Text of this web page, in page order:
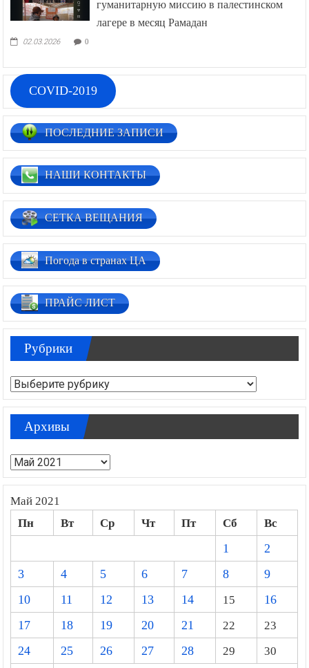
гуманитарную миссию в палестинском
лагере в месяц Рамадан
02.03.2026 0
COVID-2019
ПОСЛЕДНИЕ ЗАПИСИ
НАШИ КОНТАКТЫ
СЕТКА ВЕЩАНИЯ
Погода в странах ЦА
ПРАЙС ЛИСТ
Рубрики
Рубрики
Архивы
Архивы
Май 2021
Пн Вт Ср Чт Пт Сб
Вс
1
2
3
4 5 6 7 8
9
10
11 12 13 14 15
16
17
18 19 20 21 22
23
24
25 26 27 28 29
30